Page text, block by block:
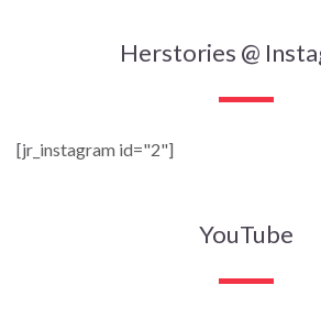
Herstories @
[jr_instagram id="2"]
YouTube